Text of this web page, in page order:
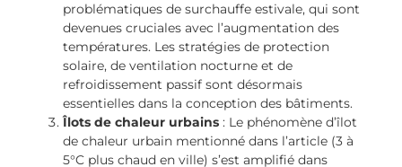
problématiques de surchauffe estivale, qui sont
devenues cruciales avec l’augmentation des
températures. Les stratégies de protection
solaire, de ventilation nocturne et de
refroidissement passif sont désormais
essentielles dans la conception des bâtiments.
Îlots de chaleur urbains : Le phénomène d’îlot
de chaleur urbain mentionné dans l’article (3 à
5°C plus chaud en ville) s’est amplifié dans